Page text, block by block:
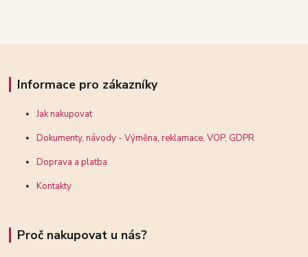
Informace pro zákazníky
Jak nakupovat
Dokumenty, návody - Výměna, reklamace, VOP, GDPR
Doprava a platba
Kontakty
Proč nakupovat u nás?